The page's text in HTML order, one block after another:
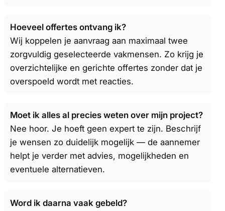
Hoeveel offertes ontvang ik?
Wij koppelen je aanvraag aan maximaal twee
zorgvuldig geselecteerde vakmensen. Zo krijg je
overzichtelijke en gerichte offertes zonder dat je
overspoeld wordt met reacties.
Moet ik alles al precies weten over mijn project?
Nee hoor. Je hoeft geen expert te zijn. Beschrijf
je wensen zo duidelijk mogelijk — de aannemer
helpt je verder met advies, mogelijkheden en
eventuele alternatieven.
Word ik daarna vaak gebeld?